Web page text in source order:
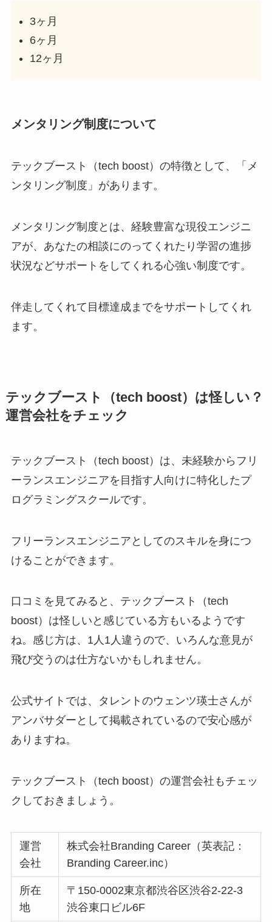
3ヶ月
6ヶ月
12ヶ月
メンタリング制度について
テックブースト（tech boost）の特徴として、「メ
ンタリング制度」があります。
メンタリング制度とは、経験豊富な現役エンジニ
アが、あなたの相談にのってくれたり学習の進捗
状況などサポートをしてくれる心強い制度です。
伴走してくれて目標達成までをサポートしてくれ
ます。
テックブースト（tech boost）は怪しい？
運営会社をチェック
テックブースト（tech boost）は、未経験からフリ
ーランスエンジニアを目指す人向けに特化したプ
ログラミングスクールです。
フリーランスエンジニアとしてのスキルを身につ
けることができます。
口コミを見てみると、テックブースト（tech
boost）は怪しいと感じている方もいるようです
ね。感じ方は、1人1人違うので、いろんな意見が
飛び交うのは仕方ないかもしれません。
公式サイトでは、タレントのウェンツ瑛士さんが
アンバサダーとして掲載されているので安心感が
ありますね。
テックブースト（tech boost）の運営会社もチェッ
クしておきましょう。
運営
会社
株式会社Branding Career（英表記：
Branding Career.inc）
所在
地
〒150-0002東京都渋谷区渋谷2-22-3
渋谷東口ビル6F